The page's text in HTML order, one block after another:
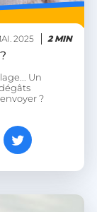
2025 2 MIN
Un
?